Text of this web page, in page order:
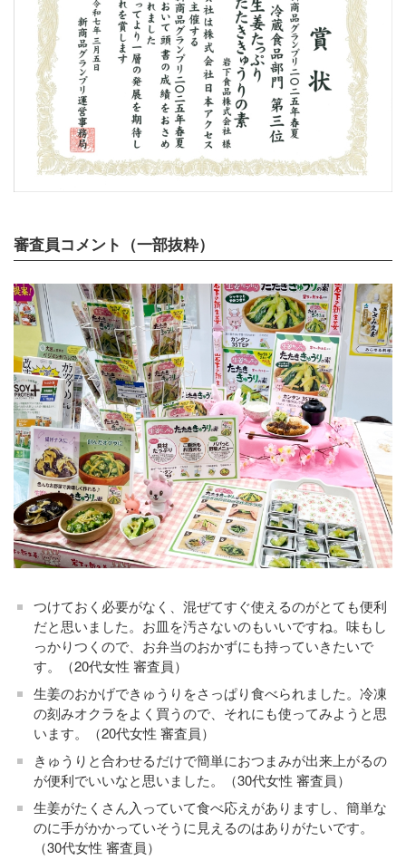
審査員コメント（一部抜粋）
つけておく必要がなく、混ぜてすぐ使えるのがとても便利
だと思いました。お皿を汚さないのもいいですね。味もし
っかりつくので、お弁当のおかずにも持っていきたいで
す。（20代女性 審査員）
生姜のおかげできゅうりをさっぱり食べられました。冷凍
の刻みオクラをよく買うので、それにも使ってみようと思
います。（20代女性 審査員）
きゅうりと合わせるだけで簡単におつまみが出来上がるの
が便利でいいなと思いました。（30代女性 審査員）
生姜がたくさん入っていて食べ応えがありますし、簡単な
のに手がかかっていそうに見えるのはありがたいです。
（30代女性 審査員）